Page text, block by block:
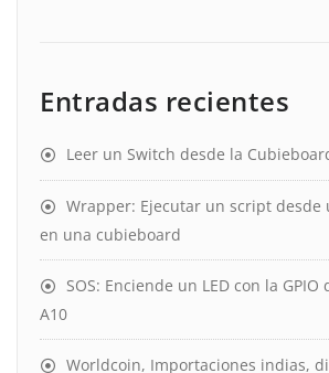
Entradas recientes
Leer un Switch desde la
Wrapper: Ejecutar un script desde
en una cubieboard
SOS: Enciende un LED con la
A10
Worldcoin, Importaciones indias,